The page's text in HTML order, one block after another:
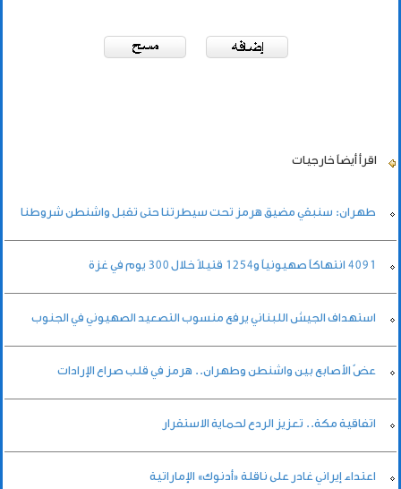
اقرأ أيضاً خارجيات
طهران: سنبقي مضيق هرمز تحت سيطرتنا حتى تقبل واشنطن شروطنا
4091 انتهاكاً صهيونياً و1254 قتيلاً خلال 300 يوم في غزة
استهداف الجيش اللبناني يرفع منسوب التصعيد الصهيوني في الجنوب
عضّ الأصابع بين واشنطن وطهران.. هرمز في قلب صراع الإرادات
اتفاقية مكة.. تعزيز الردع لحماية الاستقرار
اعتداء إيراني غادر على ناقلة «أدنوك» الإماراتية